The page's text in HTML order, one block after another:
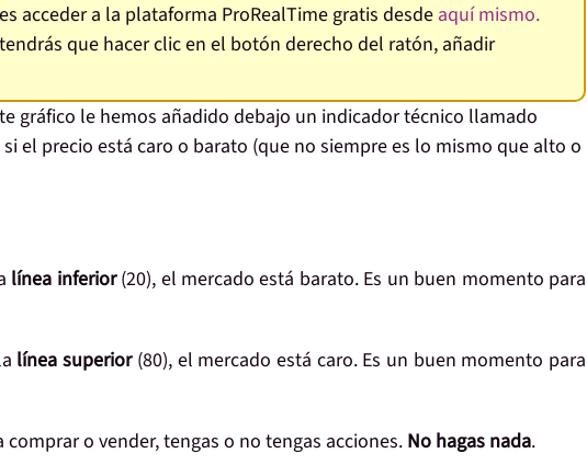
acceder a la plataforma ProRealTime gratis desde aquí mismo.
que hacer clic en el botón derecho del ratón, añadir
gráfico le hemos añadido debajo un indicador técnico llamado
el precio está caro o barato (que no siempre es lo mismo que alto o
línea inferior(20), el mercado está barato. Es un buen momento para
línea superior(80), el mercado está caro. Es un buen momento para
comprar o vender, tengas o no tengas acciones.No hagas nada.